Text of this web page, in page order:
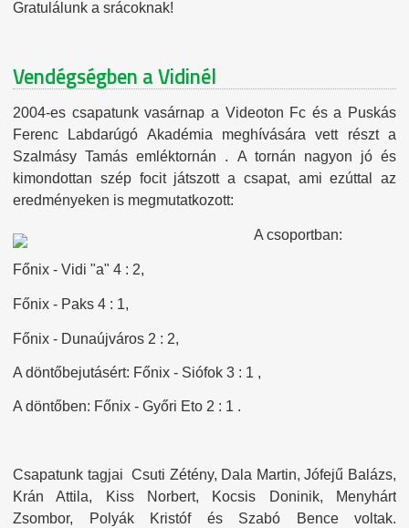
Gratulálunk a srácoknak!
Vendégségben a Vidinél
2004-es csapatunk vasárnap a Videoton Fc és a Puskás
Ferenc Labdarúgó Akadémia meghívására vett részt a
Szalmásy Tamás emléktornán . A tornán nagyon jó és
kimondottan szép focit játszott a csapat, ami ezúttal az
eredményeken is megmutatkozott:
A csoportban:
Főnix - Vidi "a" 4 : 2,
Főnix - Paks 4 : 1,
Főnix - Dunaújváros 2 : 2,
A döntőbejutásért: Főnix - Siófok 3 : 1 ,
A döntőben: Főnix - Győri Eto 2 : 1 .
Csapatunk tagjai Csuti Zétény, Dala Martin, Jófejű Balázs,
Krán Attila, Kiss Norbert, Kocsis Doninik, Menyhárt
Zsombor, Polyák Kristóf és Szabó Bence voltak.